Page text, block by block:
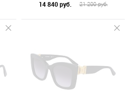
14 840 руб. 21 200 руб.